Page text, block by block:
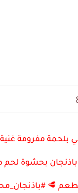
بلحمة مفرومة
باذنجان بحشوة
🥩